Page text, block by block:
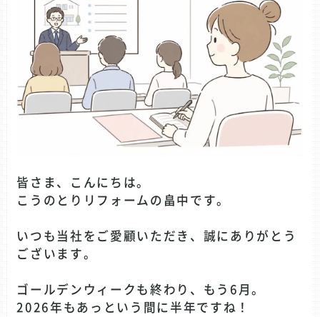
皆さま、こんにちは。
こうのとりリフォームの畠中です。
いつも当社をご愛顧いただき、誠にありがとう
ございます。
ゴールデンウィークも終わり、もう6月。
2026年もあっという間に半年ですね！